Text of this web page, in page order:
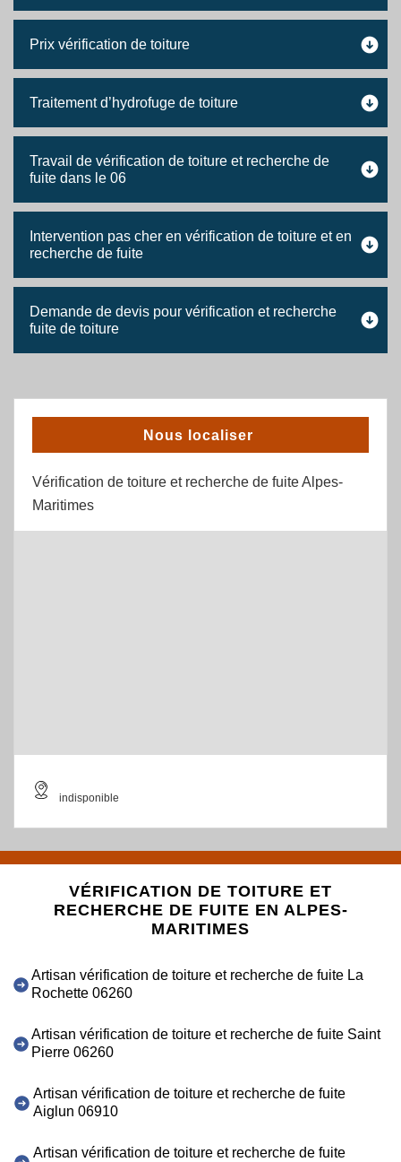
Prix vérification de toiture
Traitement d’hydrofuge de toiture
Travail de vérification de toiture et recherche de
fuite dans le 06
Intervention pas cher en vérification de toiture et en
recherche de fuite
Demande de devis pour vérification et recherche
fuite de toiture
Nous localiser
Vérification de toiture et recherche de fuite Alpes-
Maritimes
indisponible
VÉRIFICATION DE TOITURE ET
RECHERCHE DE FUITE EN ALPES-
MARITIMES
Artisan vérification de toiture et recherche de fuite La
Rochette 06260
Artisan vérification de toiture et recherche de fuite Saint
Pierre 06260
Artisan vérification de toiture et recherche de fuite
Aiglun 06910
Artisan vérification de toiture et recherche de fuite